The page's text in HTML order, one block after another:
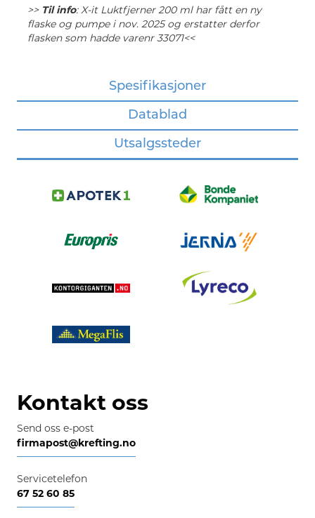
>> Til info: X-it Luktfjerner 200 ml har fått en ny
flaske og pumpe i nov. 2025 og erstatter derfor
flasken som hadde varenr 33071<<
Spesifikasjoner
Datablad
Utsalgssteder
Kontakt oss
Send oss e-post
firmapost@krefting.no
Servicetelefon
67 52 60 85